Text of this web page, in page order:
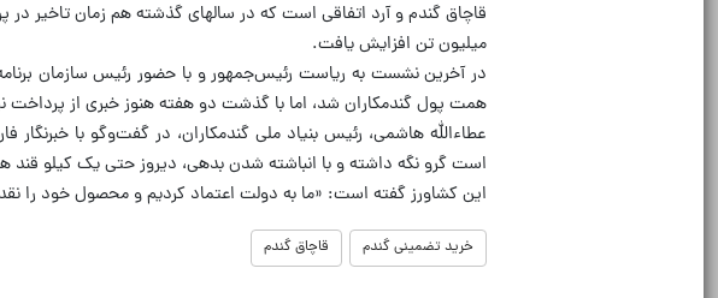
میلیون تن افزایش یافت.
همت پول گندمکاران شد، اما با گذشت دو هفته هنوز خبری از
عطاءالله هاشمی، رئیس بنیاد ملی گندمکاران، در گفت‌وگو با
است گرو نگه داشته و با انباشته شدن بدهی، دیروز حتی یک کیلو قند
این کشاورز گفته است: «ما به دولت اعتماد کردیم و محصول خود را
خرید تضمینی گندم قاچاق گندم